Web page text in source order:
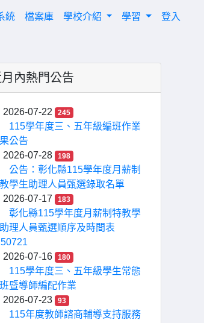
統 檔案庫 學校介紹 學習 登入
內熱門公告
2026-07-22 245
115學年度三、五年級編班作業
公告
2026-07-28
198
公告：彰化縣115學年度月薪制
學生助理人員甄選錄取名單
2026-07-17
183
彰化縣115學年度月薪制特教學
理人員甄選順序及時間表
2026-07-16
180
115學年度三、五年級學生常態
暨導師編配作業
2026-07-23
93
115年度教師諮商輔導支持服務